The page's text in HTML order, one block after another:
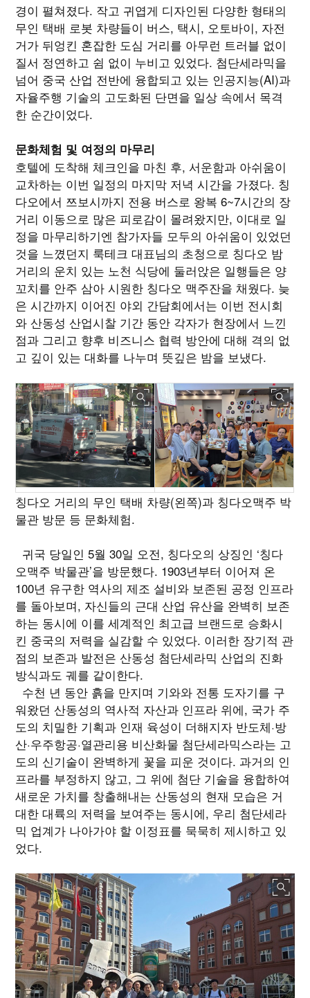
경이 펼쳐졌다. 작고 귀엽게 디자인된 다양한 형태의
무인 택배 로봇 차량들이 버스, 택시, 오토바이, 자전
거가 뒤엉킨 혼잡한 도심 거리를 아무런 트러블 없이
질서 정연하고 쉼 없이 누비고 있었다. 첨단세라믹을
넘어 중국 산업 전반에 융합되고 있는 인공지능(AI)과
자율주행 기술의 고도화된 단면을 일상 속에서 목격
한 순간이었다.
문화체험 및 여정의 마무리
호텔에 도착해 체크인을 마친 후, 서운함과 아쉬움이
교차하는 이번 일정의 마지막 저녁 시간을 가졌다. 칭
다오에서 쯔보시까지 전용 버스로 왕복 6~7시간의 장
거리 이동으로 많은 피로감이 몰려왔지만, 이대로 일
정을 마무리하기엔 참가자들 모두의 아쉬움이 있었던
것을 느꼈던지 룩테크 대표님의 초청으로 칭다오 밤
거리의 운치 있는 노천 식당에 둘러앉은 일행들은 양
꼬치를 안주 삼아 시원한 칭다오 맥주잔을 채웠다. 늦
은 시간까지 이어진 야외 간담회에서는 이번 전시회
와 산동성 산업시찰 기간 동안 각자가 현장에서 느낀
점과 그리고 향후 비즈니스 협력 방안에 대해 격의 없
고 깊이 있는 대화를 나누며 뜻깊은 밤을 보냈다.
칭다오 거리의 무인 택배 차량(왼쪽)과 칭다오맥주 박
물관 방문 등 문화체험.
귀국 당일인 5월 30일 오전, 칭다오의 상징인 ‘칭다
오맥주 박물관’을 방문했다. 1903년부터 이어져 온
100년 유구한 역사의 제조 설비와 보존된 공정 인프라
를 돌아보며, 자신들의 근대 산업 유산을 완벽히 보존
하는 동시에 이를 세계적인 최고급 브랜드로 승화시
킨 중국의 저력을 실감할 수 있었다. 이러한 장기적 관
점의 보존과 발전은 산동성 첨단세라믹 산업의 진화
방식과도 궤를 같이한다.
수천 년 동안 흙을 만지며 기와와 전통 도자기를 구
워왔던 산동성의 역사적 자산과 인프라 위에, 국가 주
도의 치밀한 기획과 인재 육성이 더해지자 반도체·방
산·우주항공·열관리용 비산화물 첨단세라믹스라는 고
도의 신기술이 완벽하게 꽃을 피운 것이다. 과거의 인
프라를 부정하지 않고, 그 위에 첨단 기술을 융합하여
새로운 가치를 창출해내는 산동성의 현재 모습은 거
대한 대륙의 저력을 보여주는 동시에, 우리 첨단세라
믹 업계가 나아가야 할 이정표를 묵묵히 제시하고 있
었다.